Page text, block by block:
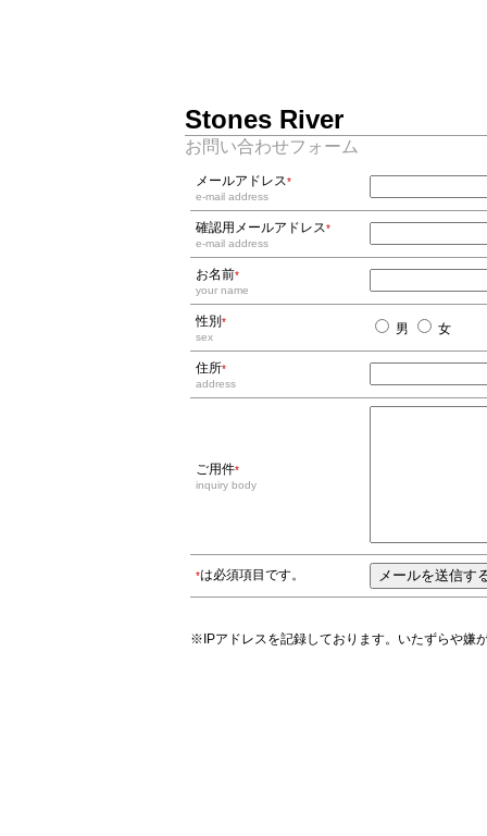
Stones River
お問い合わせフォーム
メールアドレス*
e-mail address
確認用メールアドレス*
e-mail address
お名前*
your name
性別 *
sex
男 女
住所*
address
ご用件*
inquiry body
*は必須項目です。
※IPアドレスを記録しております。いたずらや嫌